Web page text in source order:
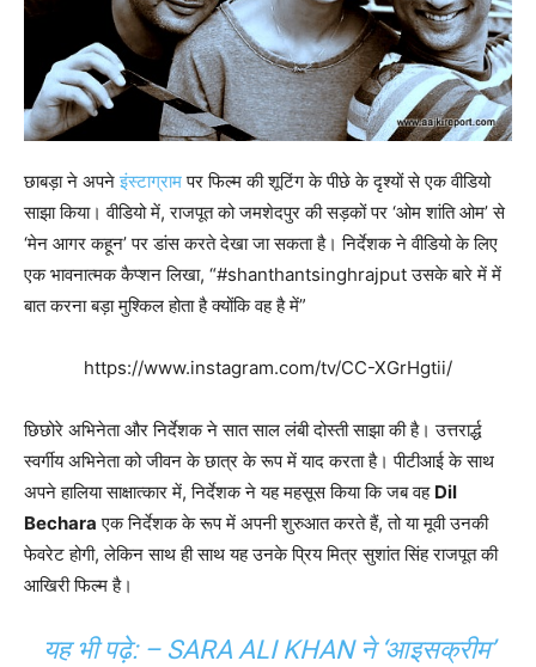
छाबड़ा ने अपनेइंस्टाग्रामपर फिल्म की शूटिंग के पीछे के दृश्यों से एक वीडियो
साझा किया। वीडियो में, राजपूत को जमशेदपुर की सड़कों पर ‘ओम शांति ओम’ से
‘मेन आगर कहून’ पर डांस करते देखा जा सकता है। निर्देशक ने वीडियो के लिए
एक भावनात्मक कैप्शन लिखा, “#shanthantsinghrajput उसके बारे में में
बात करना बड़ा मुश्किल होता है क्योंकि वह है में”
https://www.instagram.com/tv/CC-XGrHgtii/
छिछोरे अभिनेता और निर्देशक ने सात साल लंबी दोस्ती साझा की है। उत्तरार्द्ध
स्वर्गीय अभिनेता को जीवन के छात्र के रूप में याद करता है। पीटीआई के साथ
अपने हालिया साक्षात्कार में, निर्देशक ने यह महसूस किया कि जब वह Dil
Bechara एक निर्देशक के रूप में अपनी शुरुआत करते हैं, तो या मूवी उनकी
फेवरेट होगी, लेकिन साथ ही साथ यह उनके प्रिय मित्र सुशांत सिंह राजपूत की
आखिरी फिल्म है।
यह भी पढ़े: – SARA ALI KHAN ने ‘आइसक्रीम’